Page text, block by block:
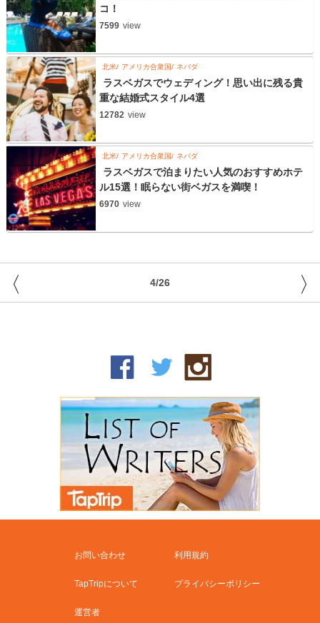
コ！
7599 view
北米 アメリカ合衆国 ネバダ
ラスベガスでウェディング！思い出に残る貴
重な結婚式スタイル4選
12782 view
北米 アメリカ合衆国 ネバダ
ラスベガスで泊まりたい人気のおすすめホテ
ル15選！眠らない街ベガスを満喫！
6970 view
4/26
〈 〉
お問い合わせ 利用規約
TapTripについて プライバシーポリシー
運営者